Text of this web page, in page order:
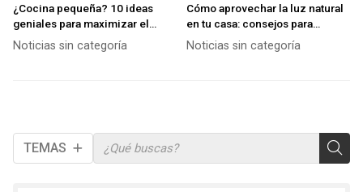
TEMAS
¿Cocina pequeña? 10 ideas
geniales para maximizar el
espacio y el almacenamiento
Noticias sin categoría
Cómo aprovechar la luz natural
en tu casa: consejos para
mejorar la iluminación y el
Noticias sin categoría